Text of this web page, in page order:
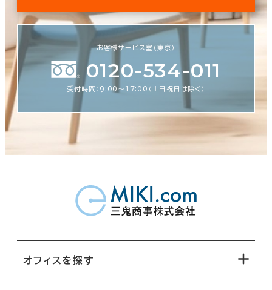
お客様サービス室（東京）
0120-534-011
受付時間：9:00〜17:00（土日祝日は除く）
オフィスを探す